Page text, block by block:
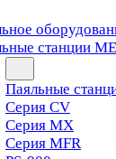
станции
Паяльные
Серия CV
Серия MX
Серия MFR